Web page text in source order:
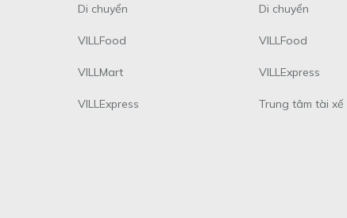
Di chuyển
VILLFood
VILLMart
VILLExpress
Di chuyển
VILLFood
VILLExpress
Trung tâm tài xế